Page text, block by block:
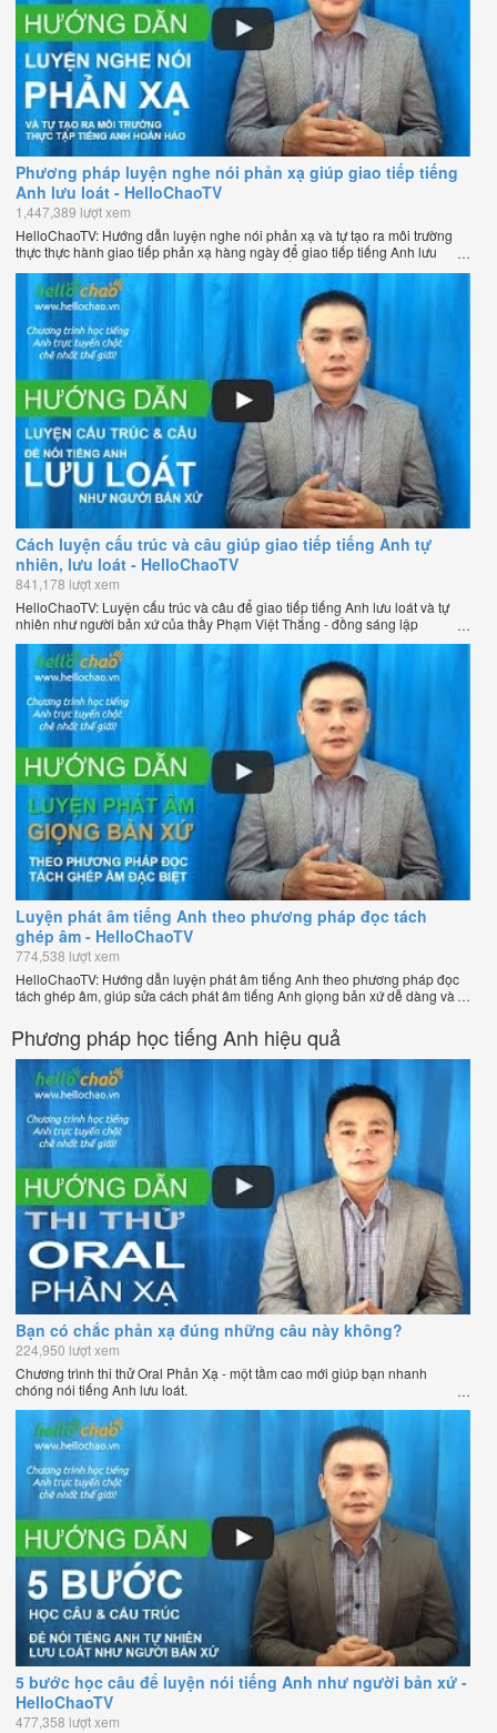
Phương pháp luyện nghe nói phản xạ giúp giao tiếp tiếng
Anh lưu loát - HelloChaoTV
1,447,389 lượt xem
HelloChaoTV: Hướng dẫn luyện nghe nói phản xạ và tự tạo ra môi trường
thực thực hành giao tiếp phản xạ hàng ngày để giao tiếp tiếng Anh lưu
loát như người bản xứ của thầy Phạm Việt Thắng - đồng sáng lập
HelloChao.vn - Chương trình dạy tiếng Anh trực tuyến chặt chẽ nhất thế
giới.
Cách luyện cấu trúc và câu giúp giao tiếp tiếng Anh tự
nhiên, lưu loát - HelloChaoTV
841,178 lượt xem
HelloChaoTV: Luyện cấu trúc và câu để giao tiếp tiếng Anh lưu loát và tự
nhiên như người bản xứ của thầy Phạm Việt Thắng - đồng sáng lập
HelloChao.vn - Trang web học tiếng Anh trực tuyến chặt chẽ nhất thế giới.
Luyện phát âm tiếng Anh theo phương pháp đọc tách
ghép âm - HelloChaoTV
774,538 lượt xem
HelloChaoTV: Hướng dẫn luyện phát âm tiếng Anh theo phương pháp đọc
tách ghép âm, giúp sửa cách phát âm tiếng Anh giọng bản xứ dễ dàng và
Chương trình dạy tiếng Anh trực tuyến chặt chẽ nhất thế giới!
Phương pháp học tiếng Anh hiệu quả
Bạn có chắc phản xạ đúng những câu này không?
224,950 lượt xem
Chương trình thi thử Oral Phản Xạ - một tầm cao mới giúp bạn nhanh
chóng nói tiếng Anh lưu loát.
5 bước học câu để luyện nói tiếng Anh như người bản xứ -
HelloChaoTV
477,358 lượt xem